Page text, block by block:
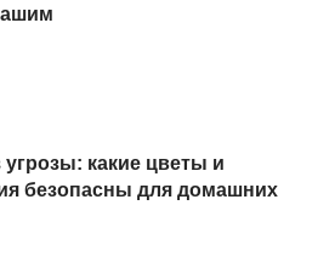
какие цветы и
безопасны для домашних